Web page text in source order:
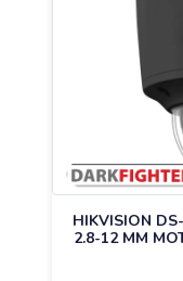
HIKVISION
2.8-12 MM